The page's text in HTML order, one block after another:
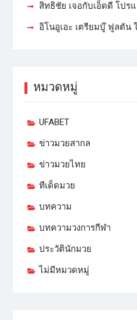
สิทธิชัย เจอกับเอ็ดดี โปร
อิโนอูเอะ เตรียมบู๊ ฟูลตัน
หมวดหมู่
UFABET
ข่าวมวยสากล
ข่าวมวยไทย
ทีเด็ดมวย
บทความ
บทความวงการกีฬา
ประวัตินักมวย
ไม่มีหมวดหมู่